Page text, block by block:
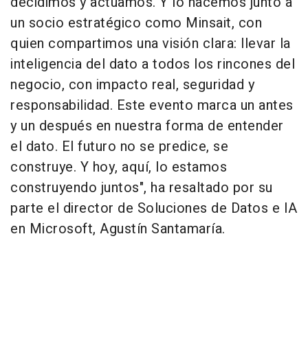
un socio estratégico como Minsait, con
quien compartimos una visión clara: llevar la
inteligencia del dato a todos los rincones del
negocio, con impacto real, seguridad y
responsabilidad. Este evento marca un antes
y un después en nuestra forma de entender
el dato. El futuro no se predice, se
construye. Y hoy, aquí, lo estamos
construyendo juntos", ha resaltado por su
parte el director de Soluciones de Datos e IA
en Microsoft, Agustín Santamaría.